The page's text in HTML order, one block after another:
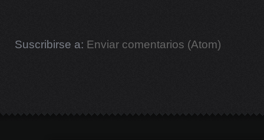
Suscribirse a: Enviar comentarios (Atom)